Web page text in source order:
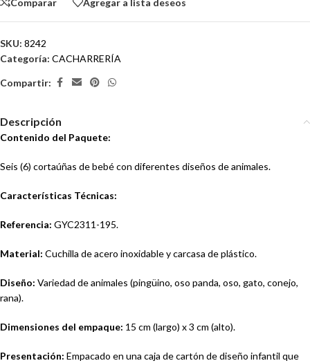
SKU: 8242
Categoría: CACHARRERÍA
Compartir:
Descripción
Contenido del Paquete:
Seis (6) cortaúñas de bebé con diferentes diseños de animales.
Características Técnicas:
Referencia: GYC2311-195.
Material: Cuchilla de acero inoxidable y carcasa de plástico.
Diseño: Variedad de animales (pingüino, oso panda, oso, gato, conejo,
rana).
Dimensiones del empaque: 15 cm (largo) x 3 cm (alto).
Presentación: Empacado en una caja de cartón de diseño infantil que